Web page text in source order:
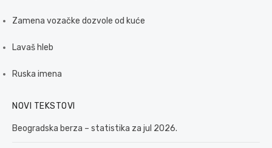
Zamena vozačke dozvole od kuće
Lavaš hleb
Ruska imena
NOVI TEKSTOVI
Beogradska berza – statistika za jul 2026.